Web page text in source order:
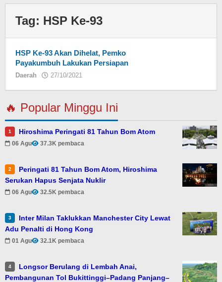
Tag: HSP Ke-93
HSP Ke-93 Akan Dihelat, Pemko
Payakumbuh Lakukan Persiapan
Daerah 27/10/2021
🔥 Popular Minggu Ini
1 Hiroshima Peringati 81 Tahun Bom Atom
06 Agu 37.3K pembaca
2
Peringati 81 Tahun Bom Atom, Hiroshima
Serukan Hapus Senjata Nuklir
06 Agu 32.5K pembaca
3
Inter Milan Taklukkan Manchester City Lewat
Adu Penalti di Hong Kong
01 Agu 32.1K pembaca
4
Longsor Berulang di Lembah Anai,
Pembangunan Tol Bukittinggi–Padang Panjang–